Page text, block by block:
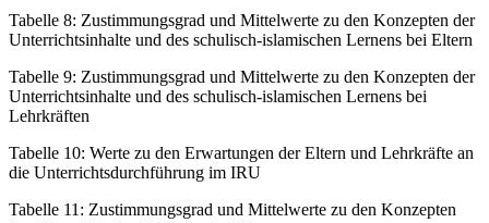
Tabelle 8: Zustimmungsgrad und Mittelwerte zu den Konzepten der
Unterrichtsinhalte und des schulisch-islamischen Lernens bei Eltern
Tabelle 9: Zustimmungsgrad und Mittelwerte zu den Konzepten der
Unterrichtsinhalte und des schulisch-islamischen Lernens bei
Lehrkräften
Tabelle 10: Werte zu den Erwartungen der Eltern und Lehrkräfte an
die Unterrichtsdurchführung im IRU
Tabelle 11: Zustimmungsgrad und Mittelwerte zu den Konzepten